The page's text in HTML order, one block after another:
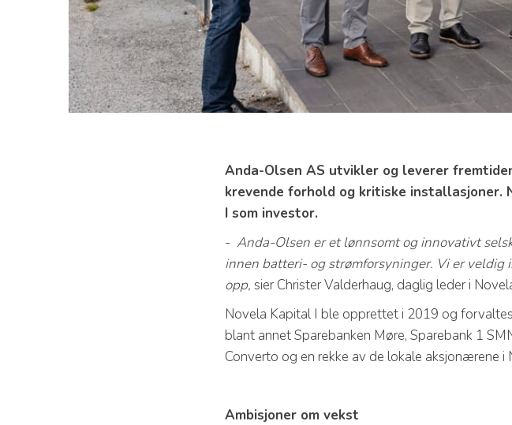
Anda-Olsen AS utvikler og leverer
krevende forhold og kritiske installasjoner.
I som investor.
-Anda-Olsen er et lønnsomt og innovativt
innen batteri- og strømforsyninger. Vi er
opp, sier Christer Valderhaug, daglig leder i
Novela Kapital I ble opprettet i 2019 og
blant annet Sparebanken Møre, Sparebank 1
Converto og en rekke av de lokale aksjonærene i
Ambisjoner om vekst